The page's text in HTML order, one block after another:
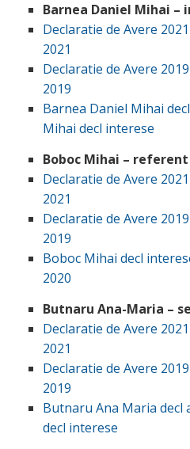
Barnea Daniel Mihai –
Declaratie de Avere 2021
2021
Declaratie de Avere 2019
2019
Barnea Daniel Mihai
Mihai decl interese
Boboc Mihai – referent
Declaratie de Avere 2021
2021
Declaratie de Avere 2019
2019
Boboc Mihai decl
2020
Butnaru Ana-Maria –
Declaratie de Avere 2021
2021
Declaratie de Avere 2019
2019
Butnaru Ana Maria decl
decl interese